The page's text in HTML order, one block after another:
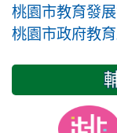
桃園市教育發
桃園市政府教